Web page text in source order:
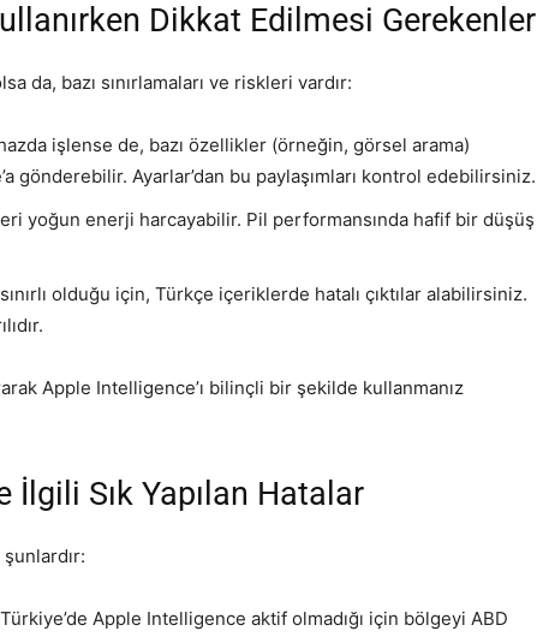
Dikkat Edilmesi Gerekenler
da, bazı sınırlamaları ve riskleri vardır:
işlense de, bazı özellikler (örneğin, görsel arama)
gönderebilir. Ayarlar’dan bu paylaşımları kontrol edebilirsiniz.
yoğun enerji harcayabilir. Pil performansında hafif bir düşüş
olduğu için, Türkçe içeriklerde hatalı çıktılar alabilirsiniz.
Apple Intelligence’ı bilinçli bir şekilde kullanmanız
Sık Yapılan Hatalar
şunlardır:
Türkiye’de Apple Intelligence aktif olmadığı için bölgeyi ABD